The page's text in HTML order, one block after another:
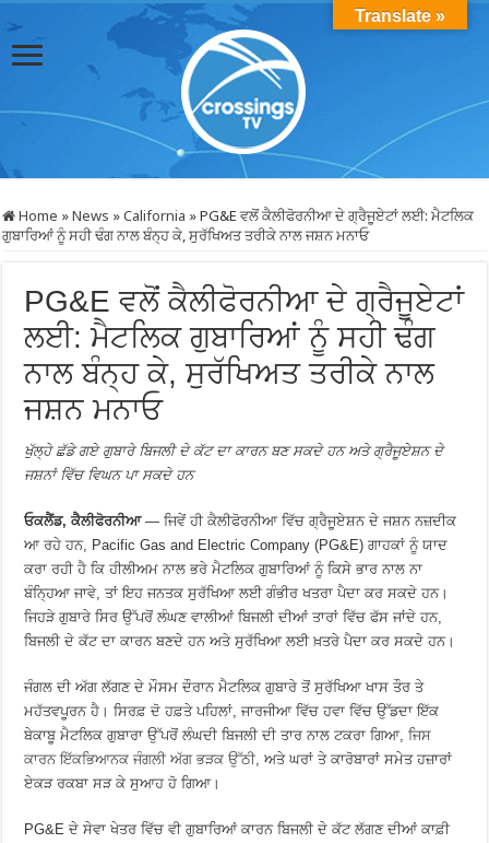
Home »News »California »PG&E ਵਲੋਂ ਕੈਲੀਫੋਰਨੀਆ ਦੇ ਗ੍ਰੈਜੂਏਟਾਂ ਲਈ: ਮੈਟਲਿਕ
ਗੁਬਾਰਿਆਂ ਨੂੰ ਸਹੀ ਢੰਗ ਨਾਲ ਬੰਨ੍ਹ ਕੇ, ਸੁਰੱਖਿਅਤ ਤਰੀਕੇ ਨਾਲ ਜਸ਼ਨ ਮਨਾਓ
PG&E ਵਲੋਂ ਕੈਲੀਫੋਰਨੀਆ ਦੇ ਗ੍ਰੈਜੂਏਟਾਂ
ਲਈ: ਮੈਟਲਿਕ ਗੁਬਾਰਿਆਂ ਨੂੰ ਸਹੀ ਢੰਗ
ਨਾਲ ਬੰਨ੍ਹ ਕੇ, ਸੁਰੱਖਿਅਤ ਤਰੀਕੇ ਨਾਲ
ਜਸ਼ਨ ਮਨਾਓ
ਖੁੱਲ੍ਹੇ ਛੱਡੇ ਗਏ ਗੁਬਾਰੇ ਬਿਜਲੀ ਦੇ ਕੱਟ ਦਾ ਕਾਰਨ ਬਣ ਸਕਦੇ ਹਨ ਅਤੇ ਗ੍ਰੈਜੂਏਸ਼ਨ ਦੇ
ਜਸ਼ਨਾਂ ਵਿੱਚ ਵਿਘਨ ਪਾ ਸਕਦੇ ਹਨ
ਓਕਲੈਂਡ, ਕੈਲੀਫੋਰਨੀਆ— ਜਿਵੇਂ ਹੀ ਕੈਲੀਫੋਰਨੀਆ ਵਿੱਚ ਗ੍ਰੈਜੂਏਸ਼ਨ ਦੇ ਜਸ਼ਨ ਨਜ਼ਦੀਕ
ਆ ਰਹੇ ਹਨ, Pacific Gas and Electric Company (PG&E) ਗਾਹਕਾਂ ਨੂੰ ਯਾਦ
ਕਰਾ ਰਹੀ ਹੈ ਕਿ ਹੀਲੀਅਮ ਨਾਲ ਭਰੇ ਮੈਟਲਿਕ ਗੁਬਾਰਿਆਂ ਨੂੰ ਕਿਸੇ ਭਾਰ ਨਾਲ ਨਾ
ਬੰਨ੍ਹਿਆ ਜਾਵੇ, ਤਾਂ ਇਹ ਜਨਤਕ ਸੁਰੱਖਿਆ ਲਈ ਗੰਭੀਰ ਖਤਰਾ ਪੈਦਾ ਕਰ ਸਕਦੇ ਹਨ।
ਜਿਹੜੇ ਗੁਬਾਰੇ ਸਿਰ ਉੱਪਰੋਂ ਲੰਘਣ ਵਾਲੀਆਂ ਬਿਜਲੀ ਦੀਆਂ ਤਾਰਾਂ ਵਿੱਚ ਫੱਸ ਜਾਂਦੇ ਹਨ,
ਬਿਜਲੀ ਦੇ ਕੱਟ ਦਾ ਕਾਰਨ ਬਣਦੇ ਹਨ ਅਤੇ ਸੁਰੱਖਿਆ ਲਈ ਖ਼ਤਰੇ ਪੈਦਾ ਕਰ ਸਕਦੇ ਹਨ।
ਜੰਗਲ ਦੀ ਅੱਗ ਲੱਗਣ ਦੇ ਮੌਸਮ ਦੌਰਾਨ ਮੈਟਲਿਕ ਗੁਬਾਰੇ ਤੋਂ ਸੁਰੱਖਿਆ ਖਾਸ ਤੌਰ ਤੇ
ਮਹੱਤਵਪੂਰਨ ਹੈ। ਸਿਰਫ਼ ਦੋ ਹਫ਼ਤੇ ਪਹਿਲਾਂ, ਜਾਰਜੀਆ ਵਿੱਚ ਹਵਾ ਵਿੱਚ ਉੱਡਦਾ ਇੱਕ
ਬੇਕਾਬੂ ਮੈਟਲਿਕ ਗੁਬਾਰਾ ਉੱਪਰੋਂ ਲੰਘਦੀ ਬਿਜਲੀ ਦੀ ਤਾਰ ਨਾਲ ਟਕਰਾ ਗਿਆ,ਜਿਸ
ਕਾਰਨ ਇੱਕਭਿਆਨਕ ਜੰਗਲੀ ਅੱਗ ਭੜਕ ਉੱਠੀ, ਅਤੇ ਘਰਾਂ ਤੇ ਕਾਰੋਬਾਰਾਂ ਸਮੇਤ ਹਜ਼ਾਰਾਂ
ਏਕੜ ਰਕਬਾ ਸੜ ਕੇ ਸੁਆਹ ਹੋ ਗਿਆ।
PG&E ਦੇ ਸੇਵਾ ਖੇਤਰ ਵਿੱਚ ਵੀ ਗੁਬਾਰਿਆਂ ਕਾਰਨ ਬਿਜਲੀ ਦੇ ਕੱਟ ਲੱਗਣ ਦੀਆਂ ਕਾਫ਼ੀ
Translate »